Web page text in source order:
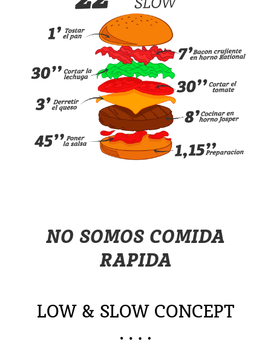
NO SOMOS COMIDA
RAPIDA
LOW & SLOW CONCEPT